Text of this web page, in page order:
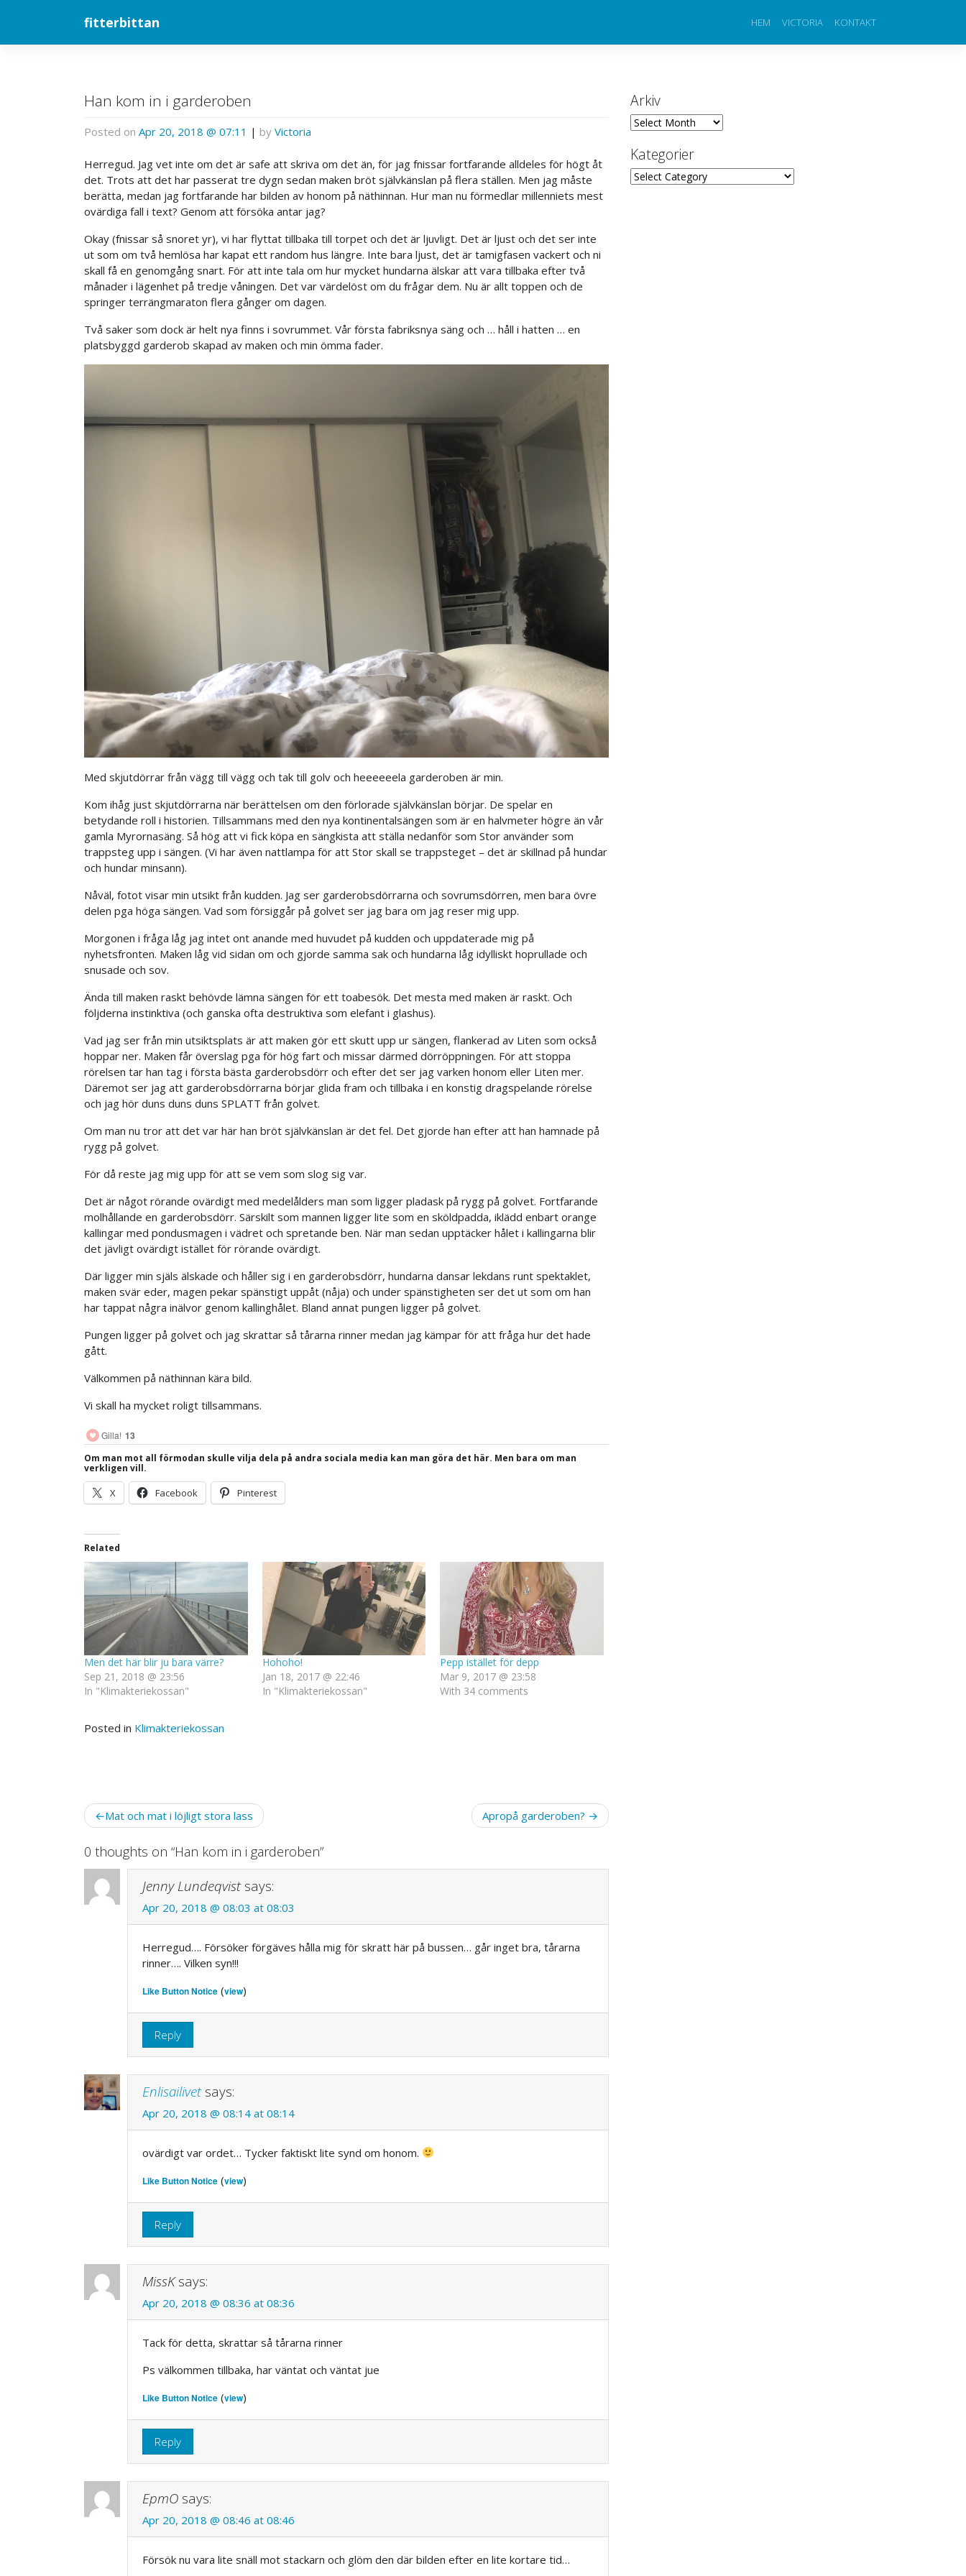
fitterbittan HEM VICTORIA KONTAKT
Han kom in i garderoben
Posted on Apr 20, 2018 @ 07:11 | by Victoria
Herregud. Jag vet inte om det är safe att skriva om det än, för jag fnissar fortfarande alldeles för högt åt
det. Trots att det har passerat tre dygn sedan maken bröt självkänslan på flera ställen. Men jag måste
berätta, medan jag fortfarande har bilden av honom på näthinnan. Hur man nu förmedlar millenniets mest
ovärdiga fall i text? Genom att försöka antar jag?
Okay (fnissar så snoret yr), vi har flyttat tillbaka till torpet och det är ljuvligt. Det är ljust och det ser inte
ut som om två hemlösa har kapat ett random hus längre. Inte bara ljust, det är tamigfasen vackert och ni
skall få en genomgång snart. För att inte tala om hur mycket hundarna älskar att vara tillbaka efter två
månader i lägenhet på tredje våningen. Det var värdelöst om du frågar dem. Nu är allt toppen och de
springer terrängmaraton flera gånger om dagen.
Två saker som dock är helt nya finns i sovrummet. Vår första fabriksnya säng och … håll i hatten … en
platsbyggd garderob skapad av maken och min ömma fader.
Med skjutdörrar från vägg till vägg och tak till golv och heeeeeela garderoben är min.
Kom ihåg just skjutdörrarna när berättelsen om den förlorade självkänslan börjar. De spelar en
betydande roll i historien. Tillsammans med den nya kontinentalsängen som är en halvmeter högre än vår
gamla Myrornasäng. Så hög att vi fick köpa en sängkista att ställa nedanför som Stor använder som
trappsteg upp i sängen. (Vi har även nattlampa för att Stor skall se trappsteget – det är skillnad på hundar
och hundar minsann).
Nåväl, fotot visar min utsikt från kudden. Jag ser garderobsdörrarna och sovrumsdörren, men bara övre
delen pga höga sängen. Vad som försiggår på golvet ser jag bara om jag reser mig upp.
Morgonen i fråga låg jag intet ont anande med huvudet på kudden och uppdaterade mig på
nyhetsfronten. Maken låg vid sidan om och gjorde samma sak och hundarna låg idylliskt hoprullade och
snusade och sov.
Ända till maken raskt behövde lämna sängen för ett toabesök. Det mesta med maken är raskt. Och
följderna instinktiva (och ganska ofta destruktiva som elefant i glashus).
Vad jag ser från min utsiktsplats är att maken gör ett skutt upp ur sängen, flankerad av Liten som också
hoppar ner. Maken får överslag pga för hög fart och missar därmed dörröppningen. För att stoppa
rörelsen tar han tag i första bästa garderobsdörr och efter det ser jag varken honom eller Liten mer.
Däremot ser jag att garderobsdörrarna börjar glida fram och tillbaka i en konstig dragspelande rörelse
och jag hör duns duns duns SPLATT från golvet.
Om man nu tror att det var här han bröt självkänslan är det fel. Det gjorde han efter att han hamnade på
rygg på golvet.
För då reste jag mig upp för att se vem som slog sig var.
Det är något rörande ovärdigt med medelålders man som ligger pladask på rygg på golvet. Fortfarande
molhållande en garderobsdörr. Särskilt som mannen ligger lite som en sköldpadda, iklädd enbart orange
kallingar med pondusmagen i vädret och spretande ben. När man sedan upptäcker hålet i kallingarna blir
det jävligt ovärdigt istället för rörande ovärdigt.
Där ligger min själs älskade och håller sig i en garderobsdörr, hundarna dansar lekdans runt spektaklet,
maken svär eder, magen pekar spänstigt uppåt (nåja) och under spänstigheten ser det ut som om han
har tappat några inälvor genom kallinghålet. Bland annat pungen ligger på golvet.
Pungen ligger på golvet och jag skrattar så tårarna rinner medan jag kämpar för att fråga hur det hade
gått.
Välkommen på näthinnan kära bild.
Vi skall ha mycket roligt tillsammans.
Gilla! 13
Om man mot all förmodan skulle vilja dela på andra sociala media kan man göra det här. Men bara om man
verkligen vill.
X Facebook Pinterest
Related
Men det här blir ju bara värre?
Sep 21, 2018 @ 23:56
In "Klimakteriekossan"
Hohoho!
Jan 18, 2017 @ 22:46
In "Klimakteriekossan"
Pepp istället för depp
Mar 9, 2017 @ 23:58
With 34 comments
Posted in Klimakteriekossan
Post
navigation
Mat och mat i löjligt stora lass Apropå garderoben?
0 thoughts on “Han kom in i garderoben”
Jenny Lundeqvist says:
Apr 20, 2018 @ 08:03 at 08:03
Herregud…. Försöker förgäves hålla mig för skratt här på bussen… går inget bra, tårarna
rinner…. Vilken syn!!!
Like Button Notice (view)
Reply
Enlisailivet says:
Apr 20, 2018 @ 08:14 at 08:14
ovärdigt var ordet… Tycker faktiskt lite synd om honom.
Like Button Notice (view)
Reply
MissK says:
Apr 20, 2018 @ 08:36 at 08:36
Tack för detta, skrattar så tårarna rinner
Ps välkommen tillbaka, har väntat och väntat jue
Like Button Notice (view)
Reply
EpmO says:
Apr 20, 2018 @ 08:46 at 08:46
Försök nu vara lite snäll mot stackarn och glöm den där bilden efter en lite kortare tid…
Arkiv
Arkiv
Kategorier
Kategorier